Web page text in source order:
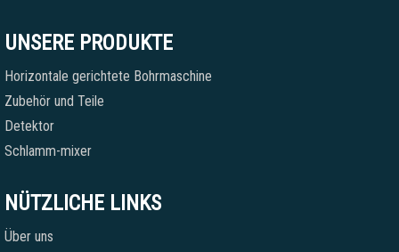
UNSERE PRODUKTE
Horizontale gerichtete Bohrmaschine
Zubehör und Teile
Detektor
Schlamm-mixer
NÜTZLICHE LINKS
Über uns